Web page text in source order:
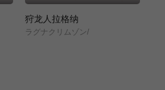
狩龙人拉格纳
ラグナクリムゾン/